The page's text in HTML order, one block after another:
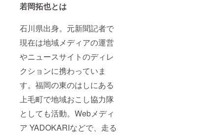
若岡拓也とは
石川県出身。元新聞記者で
現在は地域メディアの運営
やニュースサイトのディレ
クションに携わっていま
す。福岡の東のはしにある
上毛町で地域おこし協力隊
としても活動。Webメディ
ア YADOKARIなどで、走る